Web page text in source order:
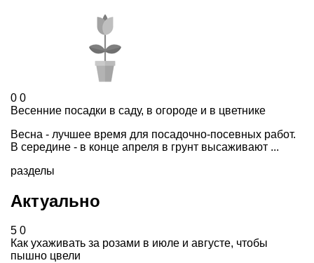
0 0
Весенние посадки в саду, в огороде и в цветнике
Весна - лучшее время для посадочно-посевных работ.
В середине - в конце апреля в грунт высаживают ...
разделы
Актуально
5 0
Как ухаживать за розами в июле и августе, чтобы
пышно цвели